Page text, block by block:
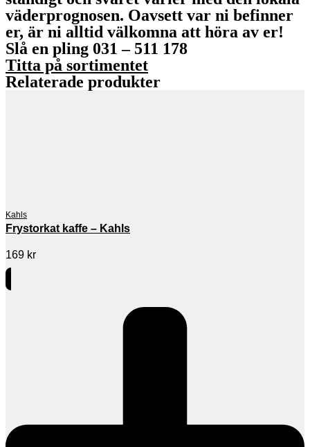
väderprognosen. Oavsett var ni befinner
er, är ni alltid välkomna att höra av er!
Slå en pling 031 – 511 178
Titta på sortimentet
Relaterade produkter
Kahls
Frystorkat kaffe – Kahls
169 kr